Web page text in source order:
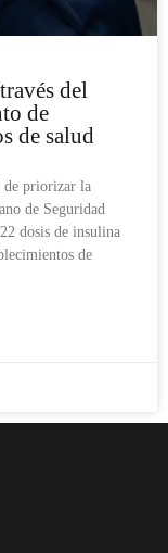
del
de
de salud
de priorizar la
de Seguridad
dosis de insulina
de